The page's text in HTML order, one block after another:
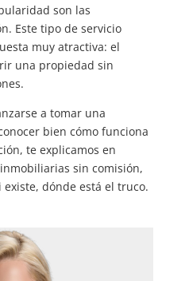
son las
Este tipo de servicio
muy atractiva: el
una propiedad sin
a tomar una
bien cómo funciona
te explicamos en
sin comisión,
dónde está el truco.